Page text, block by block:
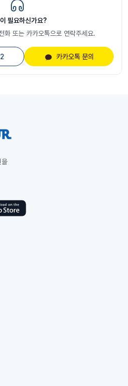
필요하신가요?
화 또는 카카오톡으로 연락주세요.
카카오톡 문의
을